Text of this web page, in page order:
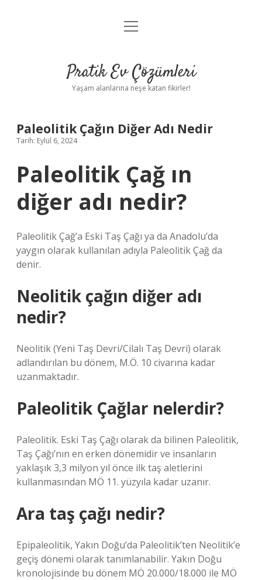
Anasayfa
Yasal Uyarı
menüyü
Pratik Ev Çözümleri
Yaşam alanlarına neşe katan fikirler!
Paleolitik Çağın Diğer Adı Nedir
Tarih: Eylül 6, 2024
Paleolitik Çağ ın
diğer adı nedir?
Paleolitik Çağ’a Eski Taş Çağı ya da Anadolu’da
yaygın olarak kullanılan adıyla Paleolitik Çağ da
denir.
Neolitik çağın diğer adı
nedir?
Neolitik (Yeni Taş Devri/Cilalı Taş Devri) olarak
adlandırılan bu dönem, M.Ö. 10 civarına kadar
uzanmaktadır.
Paleolitik Çağlar nelerdir?
Paleolitik. Eski Taş Çağı olarak da bilinen Paleolitik,
Taş Çağı’nın en erken dönemidir ve insanların
yaklaşık 3,3 milyon yıl önce ilk taş aletlerini
kullanmasından MÖ 11. yüzyıla kadar uzanır.
Ara taş çağı nedir?
Epipaleolitik, Yakın Doğu’da Paleolitik’ten Neolitik’e
geçiş dönemi olarak tanımlanabilir. Yakın Doğu
kronolojisinde bu dönem MÖ 20.000/18.000 ile MÖ